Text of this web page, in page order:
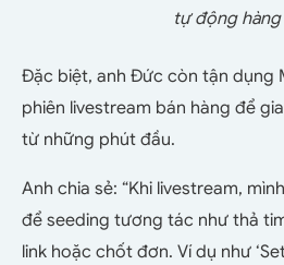
tự động
Đặc biệt, anh Đức còn tận dụng
phiên livestream bán hàng để
từ những phút đầu.
Anh chia sẻ: “Khi livestream,
để seeding tương tác như thả
link hoặc chốt đơn. Ví dụ như